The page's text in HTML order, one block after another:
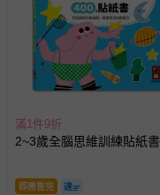
滿1件9折
2~3歲全腦思維訓練貼紙書
即將售完